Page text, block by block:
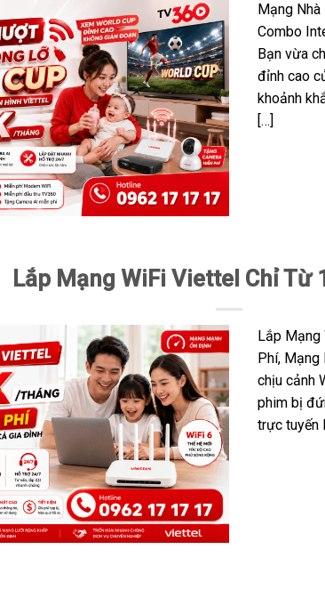
Mạng
Combo
Bạn vừa
đỉnh cao
khoảnh
[…]
Lắp Mạng WiFi Viettel Chỉ Từ
Lắp Mạng
Phí, Mạng
chịu cảnh
phim bị
trực tuyến